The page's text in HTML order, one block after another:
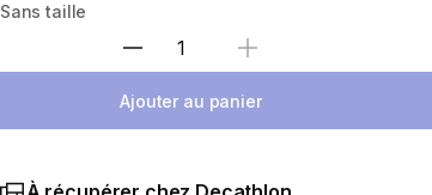
Sans taille
Sélectionnez la quantité
Ajouter au panier